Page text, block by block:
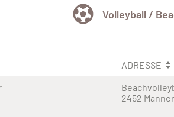
Volleyball /
ADRESSE
2452